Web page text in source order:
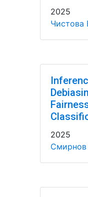
2025
Чистова
2025
Смирнов